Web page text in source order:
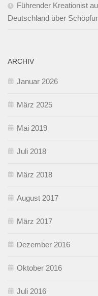
Führender Kreationist
Deutschland über
ARCHIV
Januar 2026
März 2025
Mai 2019
Juli 2018
März 2018
August 2017
März 2017
Dezember 2016
Oktober 2016
Juli 2016